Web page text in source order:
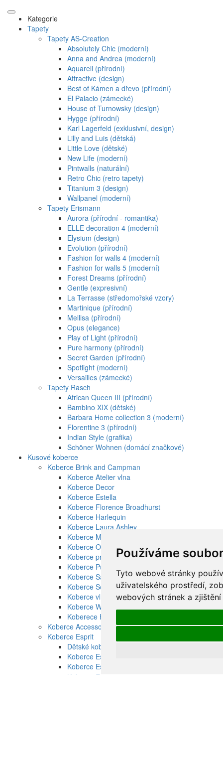
Používáme
Tyto webové stránky
uživatelského prostředí,
webových stránek a
Kategorie
Tapety
Tapety AS-Creation
Absolutely Chic (moderní)
Anna and Andrea (moderní)
Aquarell (přírodní)
Attractive (design)
Best of Kámen a dřevo (přírodní)
El Palacio (zámecké)
House of Turnowsky (design)
Hygge (přírodní)
Karl Lagerfeld (exklusivní, design)
Lilly and Luis (dětská)
Little Love (dětské)
New Life (moderní)
Pintwalls (naturální)
Retro Chic (retro tapety)
Titanium 3 (design)
Wallpanel (moderní)
Tapety Erismann
Aurora (přírodní - romantika)
ELLE decoration 4 (moderní)
Elysium (design)
Evolution (přírodní)
Fashion for walls 4 (moderní)
Fashion for walls 5 (moderní)
Forest Dreams (přírodní)
Gentle (expresivní)
La Terrasse (středomořské vzory)
Martinique (přírodní)
Mellisa (přírodní)
Opus (elegance)
Play of Light (přírodní)
Pure harmony (přírodní)
Secret Garden (přírodní)
Spotlight (moderní)
Versailles (zámecké)
Tapety Rasch
African Queen III (přírodní)
Bambino XIX (dětské)
Barbara Home collection 3 (moderní)
Florentine 3 (přírodní)
Indian Style (grafika)
Schöner Wohnen (domácí značkové)
Kusové koberce
Koberce Brink and Campman
Koberce Atelier vlna
Koberce Decor
Koberce Estella
Koberce Florence Broadhurst
Koberce Harlequin
Koberce Laura Ashley
Koberce Marimekko vlna
Koberce Orla Kiely vlna
Koberce pro děti Brink and Campman
Koberce Pure Morris
Koberce Sanderson
Koberce Scion
Koberce vlněné Ted Baker
Koberce Wedgwood
Koberece Habitat venkovní
Koberce Accessorize vlněné
Koberce Esprit
Dětské koberce Esprit
Koberce Esprit moderní
Koberce Esprit ručně tkané
Koberce Esprit vysoký vlas